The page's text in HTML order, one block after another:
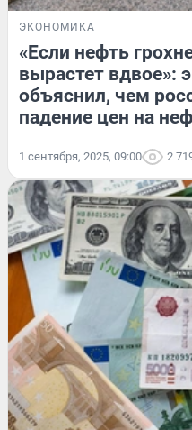
ЭКОНОМИКА
«Если нефть
вырастет вдвое»:
объяснил, чем
падение цен на
1 сентября, 2025, 09:00 2